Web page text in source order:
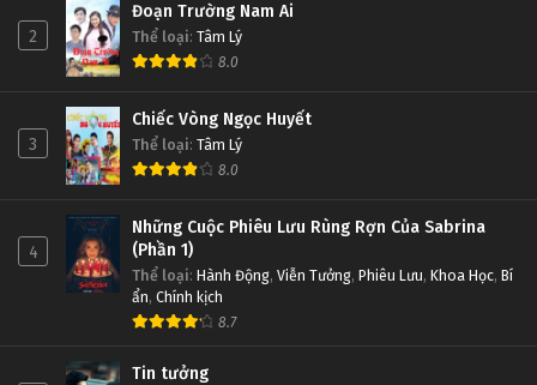
2
Đoạn Trường Nam Ai
Thể loại: Tâm Lý
8.0
3
Chiếc Vòng Ngọc Huyết
Thể loại: Tâm Lý
8.0
4
Những Cuộc Phiêu Lưu Rùng Rợn Của Sabrina
(Phần 1)
Thể loại: Hành Động, Viễn Tưởng, Phiêu Lưu, Khoa Học, Bí
ẩn, Chính kịch
8.7
Tin tưởng